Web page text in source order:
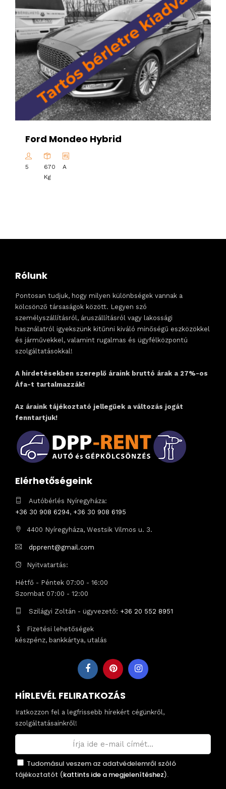
Ford Mondeo Hybrid
5
670
Kg
A
Rólunk
Pontosan tudjuk, hogy milyen különbségek vannak a
kölcsönző társaságok között. Legyen szó
személyszállításról, áruszállításról vagy lakossági
használatról igyekszünk kitűnni kiváló minőségű eszközökkel
és járművekkel, valamint rugalmas és ügyfélközpontú
szolgáltatásokkal!
A hirdetésekben szereplő áraink bruttó árak a 27%-os
Áfa-t tartalmazzák!
Az áraink tájékoztató jellegűek a változás jogát
fenntartjuk!
Elérhetőségeink
Autóbérlés Nyíregyháza:
+36 30 908 6294, +36 30 908 6195
4400 Nyíregyháza, Westsik Vilmos u. 3.
dpprent@gmail.com
Nyitvatartás:
Hétfő - Péntek 07:00 - 16:00
Szombat 07:00 - 12:00
Szilágyi Zoltán - ügyvezető: +36 20 552 8951
Fizetési lehetőségek
készpénz, bankkártya, utalás
HÍRLEVÉL FELIRATKOZÁS
Iratkozzon fel a legfrissebb hírekért cégünkről,
szolgáltatásainkről!
Tudomásul veszem az adatvédelemről szóló
tájékoztatót (kattints ide a megjelenítéshez).